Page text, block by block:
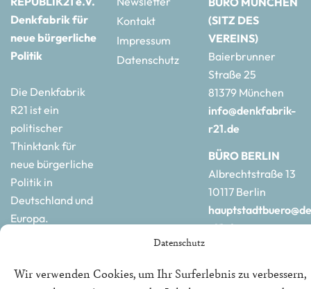
Datenschutz
Wir verwenden Cookies, um Ihr Surferlebnis zu verbessern,
Denkfabrik für
neue bürgerliche
Politik
Die Denkfabrik
R21 ist ein
politischer
Thinktank für
neue bürgerliche
Politik in
Deutschland und
Europa.
Kontakt
Impressum
Datenschutz
(SITZ DES
VEREINS)
Baierbrunner
Straße 25
81379 München
info@denkfabrik-
r21.de
BÜRO BERLIN
Albrechtstraße 13
10117 Berlin
r21.de